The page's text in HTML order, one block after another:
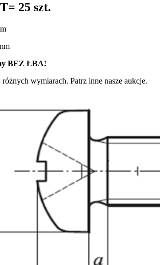
25 szt.
BEZ ŁBA!
wymiarach. Patrz inne nasze aukcje.